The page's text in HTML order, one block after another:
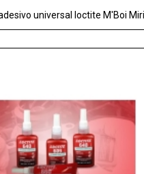
universal loctite M'Boi